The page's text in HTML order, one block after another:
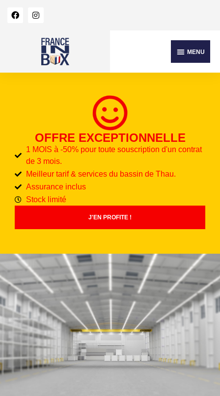
OFFRE EXCEPTIONNELLE
1 MOIS à -50% pour toute souscription d'un contrat
de 3 mois.
Meilleur tarif & services du bassin de Thau.
Assurance inclus
Stock limité
J'EN PROFITE !